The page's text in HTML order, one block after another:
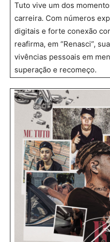
Tuto vive um dos
carreira. Com números
digitais e forte conexão
reafirma, em “Renasci”,
vivências pessoais em
superação e recomeço.